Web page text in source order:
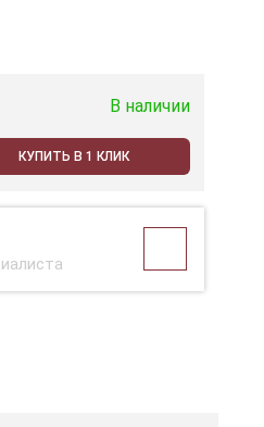
В наличии
КУПИТЬ В 1 КЛИК